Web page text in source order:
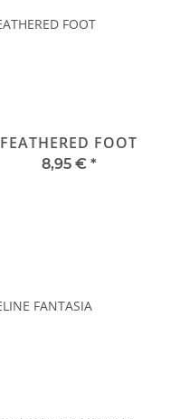
FEATHERED FOOT
8,95 € *